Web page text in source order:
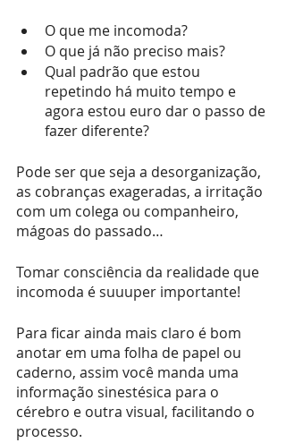
O que me incomoda?
O que já não preciso mais?
Qual padrão que estou
repetindo há muito tempo e
agora estou euro dar o passo de
fazer diferente?
Pode ser que seja a desorganização,
as cobranças exageradas, a irritação
com um colega ou companheiro,
mágoas do passado…
Tomar consciência da realidade que
incomoda é suuuper importante!
Para ficar ainda mais claro é bom
anotar em uma folha de papel ou
caderno, assim você manda uma
informação sinestésica para o
cérebro e outra visual, facilitando o
processo.